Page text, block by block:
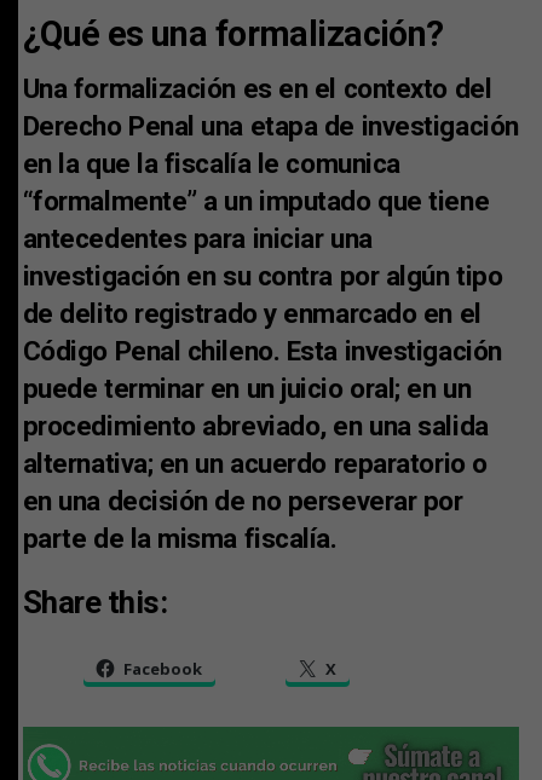
¿Qué es una formalización?
Una formalización es en el contexto del
Derecho Penal una etapa de investigación
en la que la fiscalía le comunica
“formalmente” a un imputado que tiene
antecedentes para iniciar una
investigación en su contra por algún tipo
de delito registrado y enmarcado en el
Código Penal chileno. Esta investigación
puede terminar en un juicio oral; en un
procedimiento abreviado, en una salida
alternativa; en un acuerdo reparatorio o
en una decisión de no perseverar por
parte de la misma fiscalía.
Share this:
Facebook X